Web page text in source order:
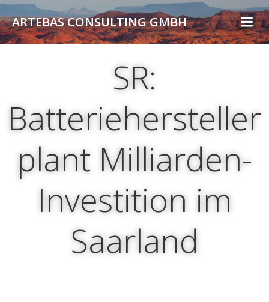
Zum
Inhalt
springen
ARTEBAS CONSULTING GMBH
SR:
Batteriehersteller
plant Milliarden-
Investition im
Saarland